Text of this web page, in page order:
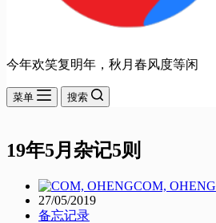
今年欢笑复明年，秋月春风度等闲
菜单 搜索
19年5月杂记5则
COM, OHENG
27/05/2019
备忘记录